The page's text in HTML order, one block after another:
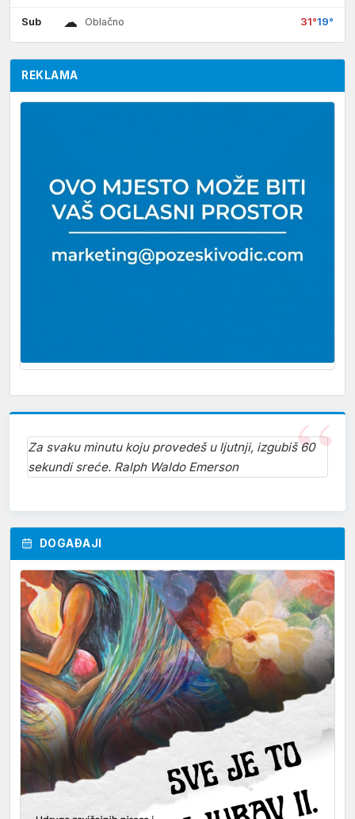
Sub ☁ Oblačno 31°19°
REKLAMA
Za svaku minutu koju provedeš u ljutnji, izgubiš 60
sekundi sreće. Ralph Waldo Emerson
DOGAĐAJI